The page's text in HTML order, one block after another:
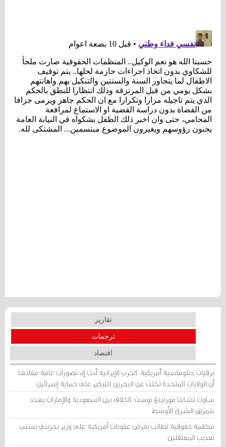
تقارير
ترجمات
اقتصاد
برقيات دبلوماسية أمريكية: الحرب الإيرانية أدت إلى تصورات عامة مفادها
أن الولايات المتحدة تخلت عن البحرين للتركيز على حماية إسرائيل
ساوث تشاينا مورنينغ بوست: الخلاف بين السعودية والإمارات يهدد
بتمزيق الشرق الأوسط
منظمة حقوقية تطالب بفرض عقوبات أمريكية على وزير بحريني بسبب
تعذيب المعتقلين